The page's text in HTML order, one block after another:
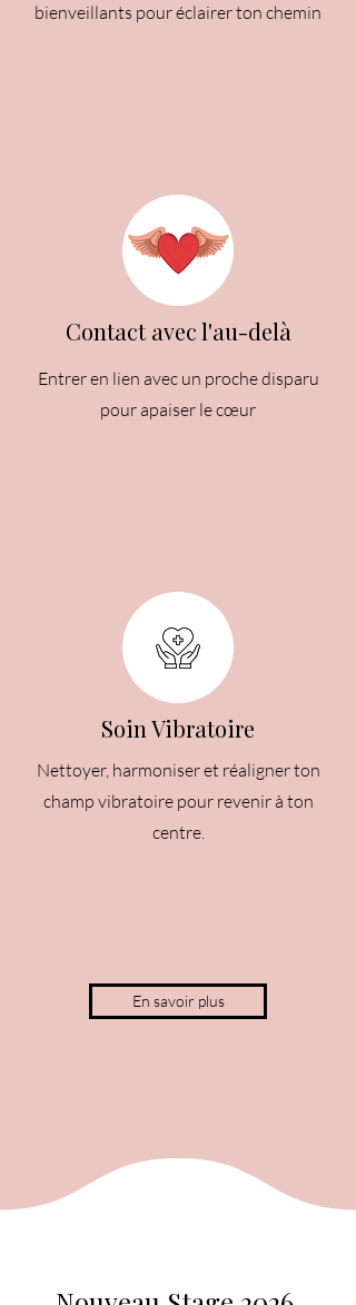
bienveillants pour éclairer ton chemin
Contact avec l'au-delà
Entrer en lien avec un proche disparu
pour apaiser le cœur
Soin Vibratoire
Nettoyer, harmoniser et réaligner ton
champ vibratoire pour revenir à ton
centre.
En savoir plus